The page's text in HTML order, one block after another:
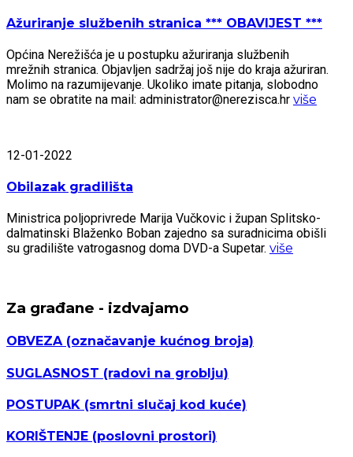
Ažuriranje službenih stranica *** OBAVIJEST ***
Općina Nerežišća je u postupku ažuriranja službenih
mrežnih stranica. Objavljen sadržaj još nije do kraja ažuriran.
Molimo na razumijevanje. Ukoliko imate pitanja, slobodno
nam se obratite na mail: administrator@nerezisca.hr više
12-01-2022
Obilazak gradilišta
Ministrica poljoprivrede Marija Vučkovic i župan Splitsko-
dalmatinski Blaženko Boban zajedno sa suradnicima obišli
su gradilište vatrogasnog doma DVD-a Supetar. više
Za građane - izdvajamo
OBVEZA(označavanje kućnog broja)
SUGLASNOST (radovi na groblju)
POSTUPAK (smrtni slučaj kod kuće)
KORIŠTENJE (poslovni prostori)